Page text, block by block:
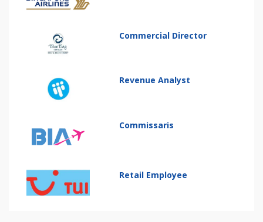
Commercial Director
Revenue Analyst
Commissaris
Retail Employee